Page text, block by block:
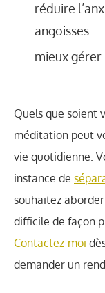
réduire
angoisses
mieux gérer
Quels que soient
méditation peut
vie quotidienne.
instance de
souhaitez
difficile de façon
Contactez-moi
demander un